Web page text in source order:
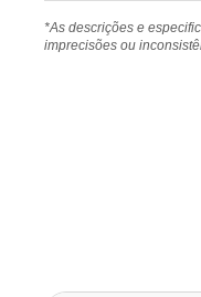
*As descrições e
imprecisões ou